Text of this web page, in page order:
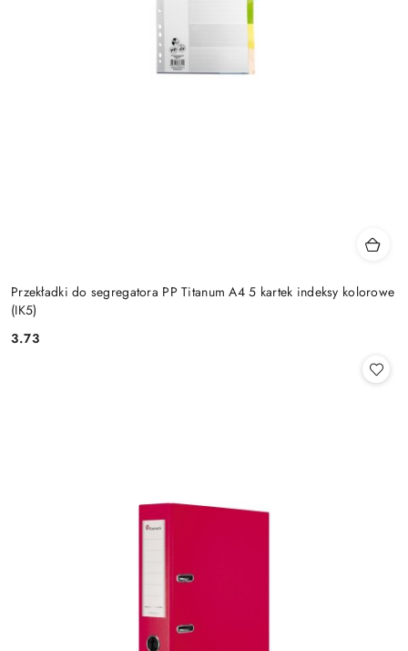
Przekładki do segregatora PP Titanum A4 5 kartek indeksy kolorowe
(IK5)
Cena:
3.73